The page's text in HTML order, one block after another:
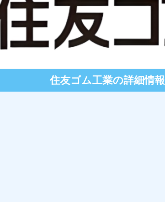
住友ゴム工業の詳細情報